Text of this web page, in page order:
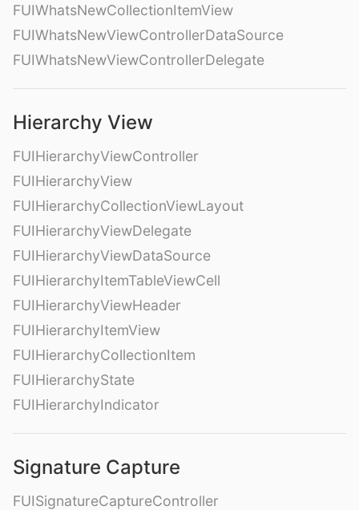
FUIWhatsNewCollectionItemView
FUIWhatsNewViewControllerDataSource
FUIWhatsNewViewControllerDelegate
Hierarchy View
FUIHierarchyViewController
FUIHierarchyView
FUIHierarchyCollectionViewLayout
FUIHierarchyViewDelegate
FUIHierarchyViewDataSource
FUIHierarchyItemTableViewCell
FUIHierarchyViewHeader
FUIHierarchyItemView
FUIHierarchyCollectionItem
FUIHierarchyState
FUIHierarchyIndicator
Signature Capture
FUISignatureCaptureController